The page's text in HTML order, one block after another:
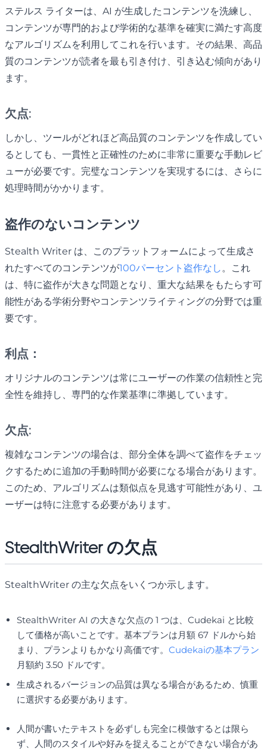
ステルス ライターは、AI が生成したコンテンツを洗練し、
コンテンツが専門的および学術的な基準を確実に満たす高度
なアルゴリズムを利用してこれを行います。その結果、高品
質のコンテンツが読者を最も引き付け、引き込む傾向があり
ます。
欠点:
しかし、ツールがどれほど高品質のコンテンツを作成してい
るとしても、一貫性と正確性のために非常に重要な手動レビ
ューが必要です。完璧なコンテンツを実現するには、さらに
処理時間がかかります。
盗作のないコンテンツ
Stealth Writer は、このプラットフォームによって生成さ
れたすべてのコンテンツが100パーセント盗作なし 。これ
は、特に盗作が大きな問題となり、重大な結果をもたらす可
能性がある学術分野やコンテンツライティングの分野では重
要です。
利点：
オリジナルのコンテンツは常にユーザーの作業の信頼性と完
全性を維持し、専門的な作業基準に準拠しています。
欠点:
複雑なコンテンツの場合は、部分全体を調べて盗作をチェッ
クするために追加の手動時間が必要になる場合があります。
このため、アルゴリズムは類似点を見逃す可能性があり、ユ
ーザーは特に注意する必要があります。
StealthWriter の欠点
StealthWriter の主な欠点をいくつか示します。
StealthWriter AI の大きな欠点の 1 つは、Cudekai と比較
して価格が高いことです。基本プランは月額 67 ドルから始
まり、プランよりもかなり高価です。 Cudekaiの基本プラン
月額約 3.50 ドルです。
生成されるバージョンの品質は異なる場合があるため、慎重
に選択する必要があります。
人間が書いたテキストを必ずしも完全に模倣するとは限ら
ず、人間のスタイルや好みを捉えることができない場合があ